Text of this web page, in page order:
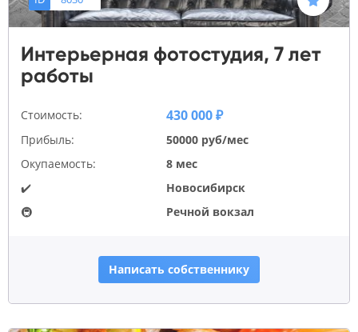
Интерьерная фотостудия, 7 лет
работы
Стоимость: 430 000 ₽
Прибыль:
50000 руб/мес
Окупаемость:
8 мес
✔️
Новосибирск
🚇
Речной вокзал
Написать собственнику